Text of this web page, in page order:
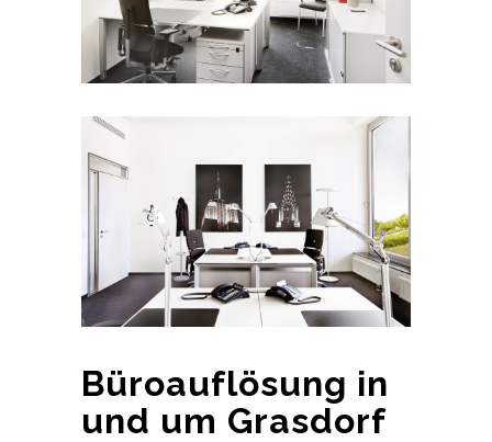
Büroauflösung in
und um Grasdorf